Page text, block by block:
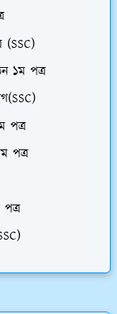
(SSC)
১ম পত্র
পত্র
পত্র